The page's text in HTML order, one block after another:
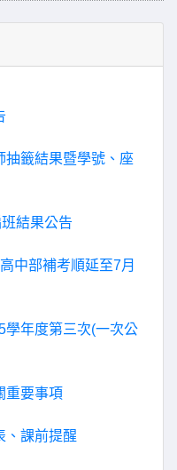
抽籤結果暨學號、座
結果公告
中部補考順延至7月
學年度第三次(一次公
重要事項
、課前提醒